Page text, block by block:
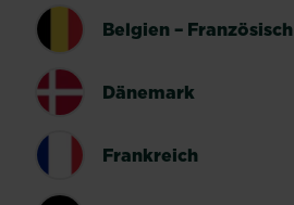
Belgien – Französisch
Dänemark
Frankreich